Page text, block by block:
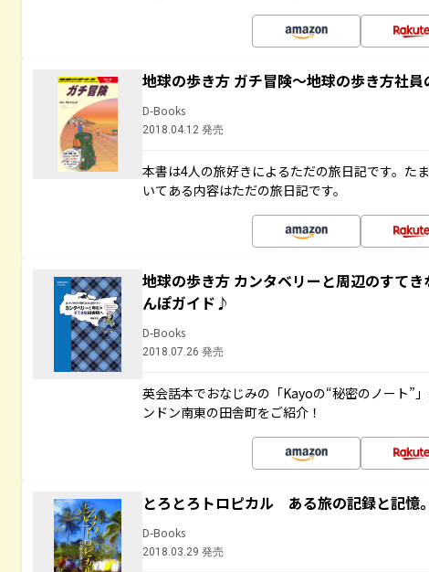
地球の歩き方 ガチ冒険～地球の歩き方社員
D-Books
2018.04.12 発売
本書は4人の旅好きによるただの旅日記です。た
いてある内容はただの旅日記です。
地球の歩き方 カンタベリーと周辺のすて
んぽガイド♪
D-Books
2018.07.26 発売
英会話本でおなじみの「Kayoの“秘密のノート”
ンドン南東の田舎町をご紹介！
とろとろトロピカル ある旅の記録と記
D-Books
2018.03.29 発売